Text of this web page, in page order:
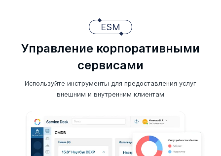
ESM
Управление корпоративными
сервисами
Используйте инструменты для предоставления услуг
внешним и внутренним клиентам